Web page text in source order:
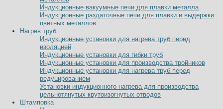
Индукционные вакуумные печи для плавки металла
Индукционные раздаточные печи для плавки и выдержки
цветных металлов
Нагрев труб
Индукционные установки для нагрева труб перед
изоляцией
Индукционные установки для гибки труб
Индукционные установки для производства тройников
Индукционные установки для нагрева труб перед
редуцированием
Установки индукционного нагрева для производства
цельнотянутых крутоизогнутых отводов
Штамповка